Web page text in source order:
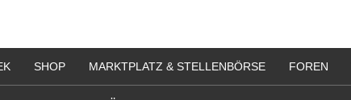
SHOP MARKTPLATZ & STELLENBÖRSE FOREN